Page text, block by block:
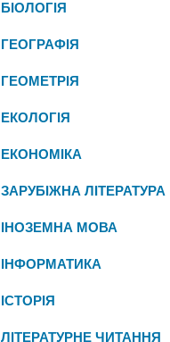
БІОЛОГІЯ
ГЕОГРАФІЯ
ГЕОМЕТРІЯ
ЕКОЛОГІЯ
ЕКОНОМІКА
ЗАРУБІЖНА ЛІТЕРАТУРА
ІНОЗЕМНА МОВА
ІНФОРМАТИКА
ІСТОРІЯ
ЛІТЕРАТУРНЕ ЧИТАННЯ